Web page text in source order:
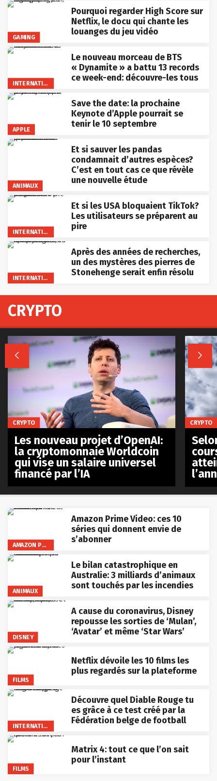
GAMING
Pourquoi regarder High Score sur
Netflix, le docu qui chante les
louanges du jeu vidéo
INTERNATIONAL
Le nouveau morceau de BTS
« Dynamite » a battu 13 records
ce week-end: découvre-les tous
APPLE
Save the date: la prochaine
Keynote d’Apple pourrait se
tenir le 10 septembre
ANIMAUX
Et si sauver les pandas
condamnait d’autres espèces?
C’est en tout cas ce que révèle
une nouvelle étude
INTERNATIONAL
Et si les USA bloquaient TikTok?
Les utilisateurs se préparent au
pire
INTERNATIONAL
Après des années de recherches,
un des mystères des pierres de
Stonehenge serait enfin résolu
AMAZON PRIME VIDEO
Amazon Prime Video: ces 10
séries qui donnent envie de
s’abonner
ANIMAUX
Le bilan catastrophique en
Australie: 3 milliards d’animaux
sont touchés par les incendies
DISNEY
A cause du coronavirus, Disney
repousse les sorties de ‘Mulan’,
‘Avatar’ et même ‘Star Wars’
FILMS
Netflix dévoile les 10 films les
plus regardés sur la plateforme
INTERNATIONAL
Découvre quel Diable Rouge tu
es grâce à ce test créé par la
Fédération belge de football
FILMS
Matrix 4: tout ce que l’on sait
pour l’instant
CRYPTO
 
CRYPTO
Les nouveau projet d’OpenAI:
la cryptomonnaie Worldcoin
qui vise un salaire universel
financé par l’IA
CRYPTO